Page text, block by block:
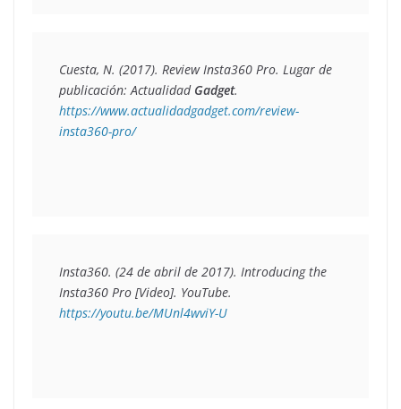
Cuesta, N. (2017). Review Insta360 Pro. Lugar de
publicación: Actualidad Gadget.
https://www.actualidadgadget.com/review-
insta360-pro/
Insta360. (24 de abril de 2017). Introducing the
Insta360 Pro [Video]. YouTube.
https://youtu.be/MUnl4wviY-U